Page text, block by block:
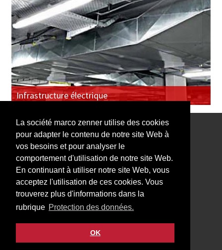
La société marco zenner utilise des cookies
pour adapter le contenu de notre site Web à
vos besoins et pour analyser le
comportement d'utilisation de notre site Web.
En continuant à utiliser notre site Web, vous
acceptez l'utilisation de ces cookies. Vous
trouverez plus d'informations dans la
rubrique Protection des données.
OK
Infrastructure électrique
Notre Newsletter vous intéresse?
Impressum
Protection des données
Contact
Facebook